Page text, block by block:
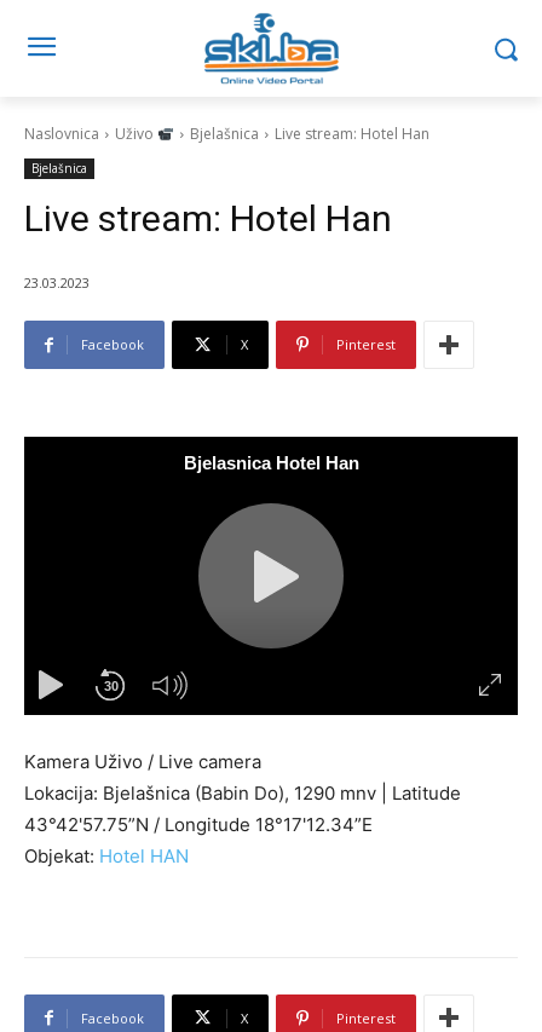
Naslovnica Uživo Bjelašnica Live stream: Hotel Han
Bjelašnica
Live stream: Hotel Han
23.03.2023
Facebook X Pinterest
Bjelasnica Hotel Han
30
Kamera Uživo / Live camera
Lokacija: Bjelašnica (Babin Do), 1290 mnv | Latitude
43°42'57.75”N / Longitude 18°17'12.34”E
Objekat: Hotel HAN
Facebook X Pinterest